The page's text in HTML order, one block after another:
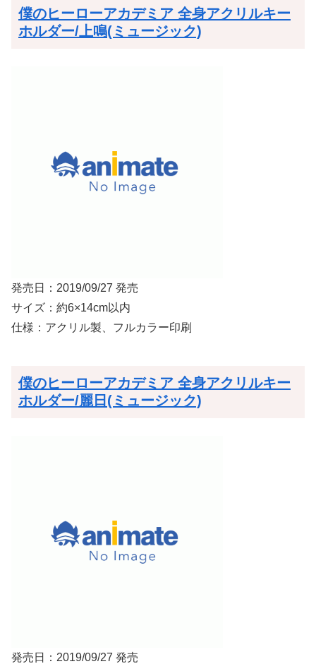
僕のヒーローアカデミア 全身アクリルキー
ホルダー/上鳴(ミュージック)
発売日：2019/09/27 発売
サイズ：約6×14cm以内
仕様：アクリル製、フルカラー印刷
僕のヒーローアカデミア 全身アクリルキー
ホルダー/麗日(ミュージック)
発売日：2019/09/27 発売